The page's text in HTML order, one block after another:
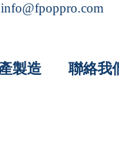
info@fpoppro.com
製造 聯絡我